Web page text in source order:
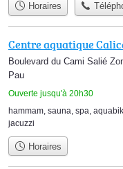
Horaires
Centre aquatique
Boulevard du Cami Salié
Pau
Ouverte jusqu'à 20h30
hammam sauna spa
jacuzzi
Horaires